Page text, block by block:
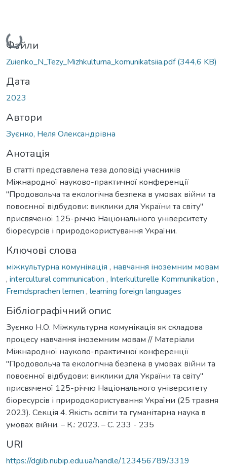
Вантажиться...
Файли
Zuienko_N_Tezy_Mizhkulturna_komunikatsiia.pdf(344,6 KB)
Дата
2023
Автори
Зуєнко, Неля Олександрівна
Анотація
В статті представлена теза доповіді учасників
Міжнародної науково-практичної конференції
"Продовольча та екологічна безпека в умовах війни та
повоєнної відбудови: виклики для України та світу"
присвяченої 125-річчю Національного університету
біоресурсів і природокористування України.
Ключові слова
міжкультурна комунікація , навчання іноземним мовам
, intercultural communication , Interkulturelle Kommunikation ,
Fremdsprachen lernen , learning foreign languages
Бібліографічний опис
Зуєнко Н.О. Міжкультурна комунікація як складова
процесу навчання іноземним мовам // Матеріали
Міжнародної науково-практичної конференції
"Продовольча та екологічна безпека в умовах війни та
повоєнної відбудови: виклики для України та світу"
присвяченої 125-річчю Національного університету
біоресурсів і природокористування України (25 травня
2023). Секція 4. Якість освіти та гуманітарна наука в
умовах війни. – К.: 2023. – С. 233 - 235
URI
https://dglib.nubip.edu.ua/handle/123456789/3319